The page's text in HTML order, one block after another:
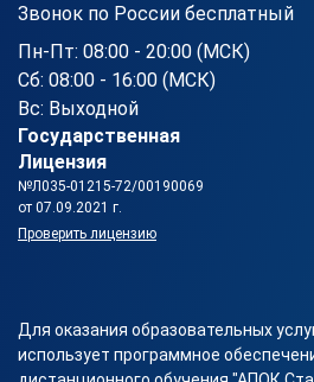
Звонок по России бесплатный
Пн-Пт: 08:00 - 20:00 (МСК)
Сб: 08:00 - 16:00 (МСК)
Вс: Выходной
Государственная
Лицензия
№Л035-01215-72/00190069
от 07.09.2021 г.
Проверить лицензию
Для оказания образовательных
использует программное